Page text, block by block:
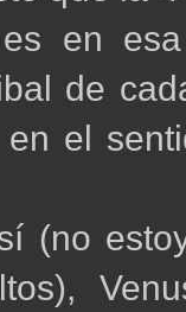
es en
de
el
(no